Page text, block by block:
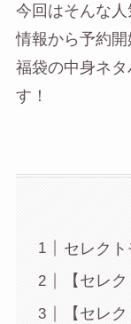
今回はそんな
情報から予約
福袋の中身ネ
す！
セレク
【セレ
【セレ